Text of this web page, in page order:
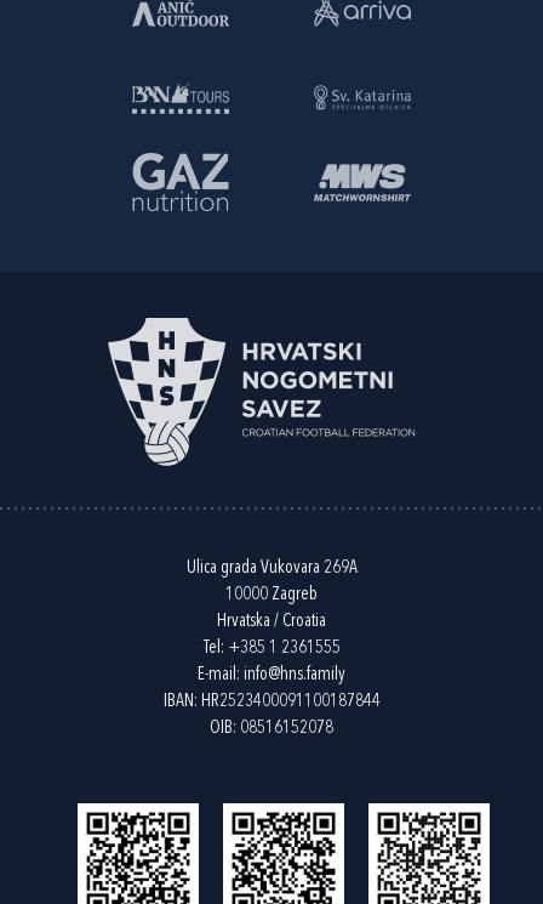
Ulica grada Vukovara 269A
10000 Zagreb
Hrvatska / Croatia
Tel: +385 1 2361555
E-mail: info@hns.family
IBAN: HR2523400091100187844
OIB: 08516152078